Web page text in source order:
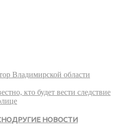
Владимирской области
кто будет вести следствие
ДРУГИЕ НОВОСТИ